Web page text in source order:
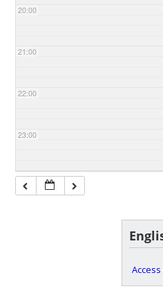
20:00
21:00
22:00
23:00